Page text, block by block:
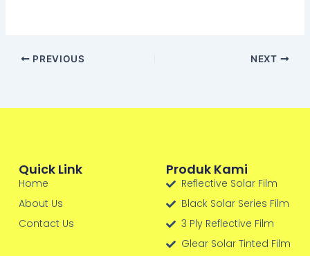
PREVIOUS NEXT
Quick Link
Home
About Us
Contact Us
Produk Kami
Reflective Solar Film
Black Solar Series Film
3 Ply Reflective Film
Glear Solar Tinted Film